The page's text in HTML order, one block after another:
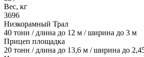
Вес, кг
3696
Низкорамный Трал
40 тонн / длина до 12 м / ширина до 3 м
Прицеп площадка
20 тонн / длина до 13,6 м / ширина до